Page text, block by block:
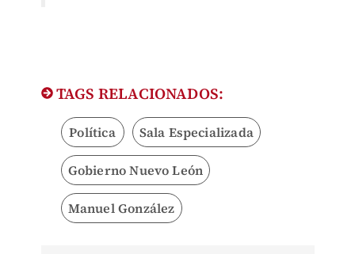
TAGS RELACIONADOS:
Política Sala Especializada
Gobierno Nuevo León
Manuel González